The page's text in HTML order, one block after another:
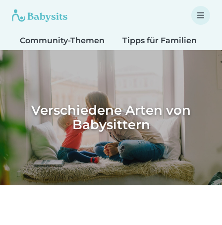
Community-Themen Tipps für Familien
Verschiedene Arten von
Babysittern